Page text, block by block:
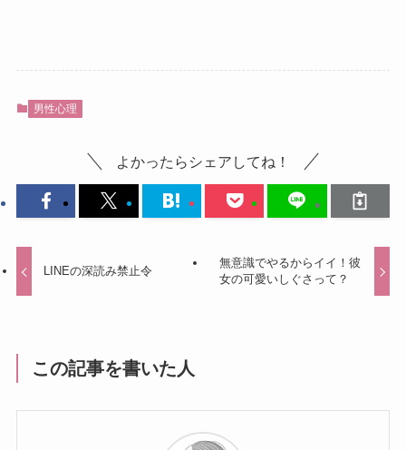
男性心理
よかったらシェアしてね！
LINEの深読み禁止令
無意識でやるからイイ！彼
女の可愛いしぐさって？
この記事を書いた人